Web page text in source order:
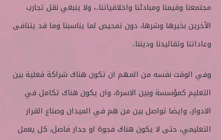
مجتمعنا وقيمنا ومبادئنا واخلاقياتنا..، ولا ينبغي نقل تجارب
الآخرين بخيرها وشرها، دون تمحيص لما يناسبنا وما قد يتنافى
وعاداتنا وتقاليدنا وديننا..
وفي الوقت نفسه من المهم ان تكون هناك شراكة فعلية بين
التعليم كمؤسسة وبين الاسرة، وان يكون هناك تكامل في
الادوار، وايضا تواصل بين من هم في الميدان وصناع القرار
التعليمي، حتى لا يكون هناك فجوة او جدار فاصل، كل يعمل